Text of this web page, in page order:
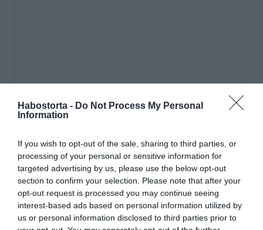
Habostorta - Do Not Process My Personal
Information
If you wish to opt-out of the sale, sharing to third parties, or
processing of your personal or sensitive information for
targeted advertising by us, please use the below opt-out
section to confirm your selection. Please note that after your
opt-out request is processed you may continue seeing
interest-based ads based on personal information utilized by
us or personal information disclosed to third parties prior to